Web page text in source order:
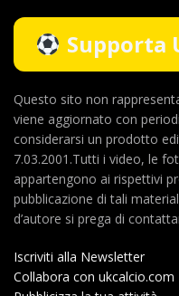
Supporta
Questo sito non
viene aggiornato con
considerarsi un prodotto
7.03.2001.Tutti i video, le
appartengono ai rispettivi
pubblicazione di tali
d’autore si prega di
Iscriviti alla Newsletter
Collabora con ukcalcio.com